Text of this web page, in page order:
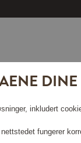
DINE
inkludert
fungerer